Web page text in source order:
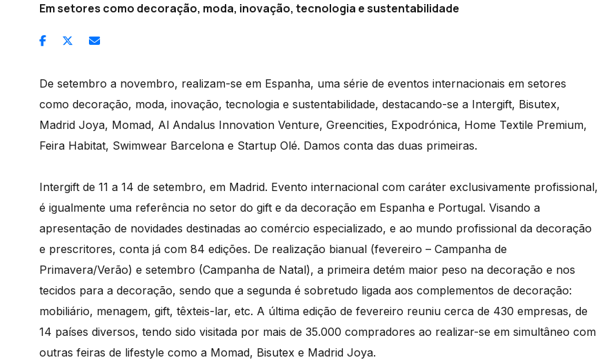
Em setores como decoração, moda, inovação, tecnologia e sustentabilidade
De setembro a novembro, realizam-se em Espanha, uma série de eventos internacionais em setores
como decoração, moda, inovação, tecnologia e sustentabilidade, destacando-se a Intergift, Bisutex,
Madrid Joya, Momad, Al Andalus Innovation Venture, Greencities, Expodrónica, Home Textile Premium,
Feira Habitat, Swimwear Barcelona e Startup Olé. Damos conta das duas primeiras.
Intergift de 11 a 14 de setembro, em Madrid. Evento internacional com caráter exclusivamente profissional,
é igualmente uma referência no setor do gift e da decoração em Espanha e Portugal. Visando a
apresentação de novidades destinadas ao comércio especializado, e ao mundo profissional da decoração
e prescritores, conta já com 84 edições. De realização bianual (fevereiro – Campanha de
Primavera/Verão) e setembro (Campanha de Natal), a primeira detém maior peso na decoração e nos
tecidos para a decoração, sendo que a segunda é sobretudo ligada aos complementos de decoração:
mobiliário, menagem, gift, têxteis-lar, etc. A última edição de fevereiro reuniu cerca de 430 empresas, de
14 países diversos, tendo sido visitada por mais de 35.000 compradores ao realizar-se em simultâneo com
outras feiras de lifestyle como a Momad, Bisutex e Madrid Joya.